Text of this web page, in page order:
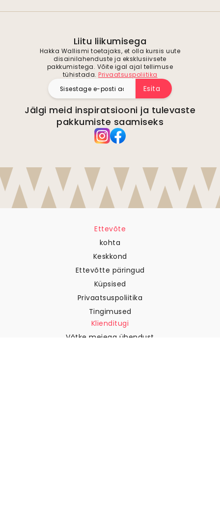
Liitu liikumisega
Hakka Wallismi toetajaks, et olla kursis uute
disainilahenduste ja eksklusiivsete
pakkumistega. Võite igal ajal tellimuse
tühistada. Privaatsuspoliitika
Esita
Jälgi meid inspiratsiooni ja tulevaste
pakkumiste saamiseks
Ettevõte
kohta
Keskkond
Ettevõtte päringud
Küpsised
Privaatsuspoliitika
Tingimused
Klienditugi
Võtke meiega ühendust